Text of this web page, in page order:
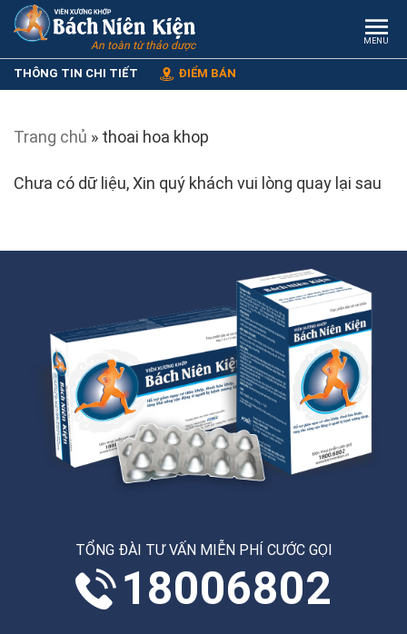
An toàn từ thảo dược MENU
THÔNG TIN CHI TIẾT ĐIỂM BÁN
Trang chủ » thoai hoa khop
Chưa có dữ liệu, Xin quý khách vui lòng quay lại sau
TỔNG ĐÀI TƯ VẤN MIỄN PHÍ CƯỚC GỌI
18006802